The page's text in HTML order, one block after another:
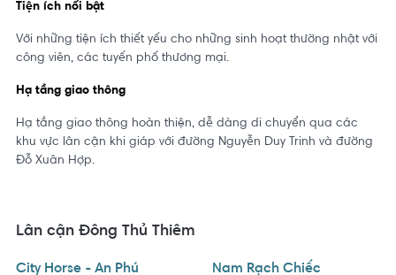
Tiện ích nổi bật
Với những tiện ích thiết yếu cho những sinh hoạt thường nhật với
công viên, các tuyến phố thương mại.
Hạ tầng giao thông
Hạ tầng giao thông hoàn thiện, dễ dàng di chuyển qua các
khu vực lân cận khi giáp với đường Nguyễn Duy Trinh và đường
Đỗ Xuân Hợp.
Lân cận Đông Thủ Thiêm
City Horse - An Phú Nam Rạch Chiếc